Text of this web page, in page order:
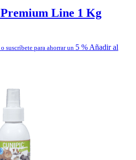
Line 1 Kg
o suscríbete para ahorrar un 5 % Añadir al